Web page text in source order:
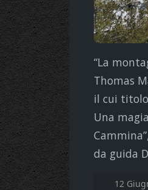
“La
Thomas
il cui
Una
da guida
12